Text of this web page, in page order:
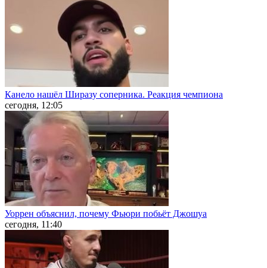
Канело нашёл Ширазу соперника. Реакция чемпиона
сегодня, 12:05
Уоррен объяснил, почему Фьюри побьёт Джошуа
сегодня, 11:40